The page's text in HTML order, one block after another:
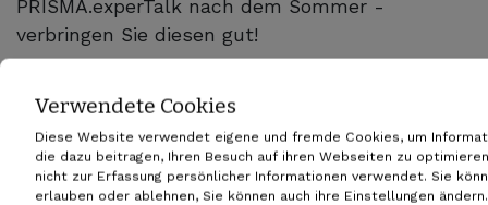
PRISMA.experTalk nach dem Sommer -
verbringen Sie diesen gut!
Verwendete Cookies
Diese Website verwendet eigene und fremde Cookies, um
die dazu beitragen, Ihren Besuch auf ihren Webseiten zu
nicht zur Erfassung persönlicher Informationen verwendet. Sie
erlauben oder ablehnen, Sie können auch ihre Einstellungen